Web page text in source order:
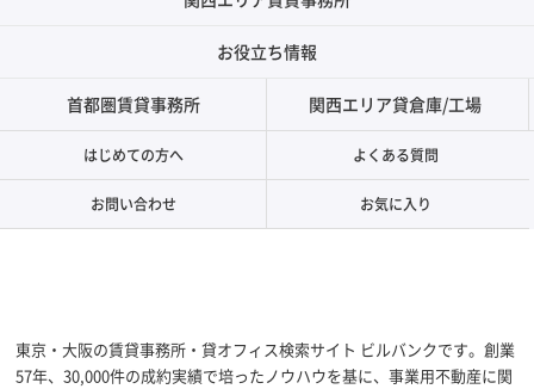
お役立ち情報
首都圏賃貸事務所 関西エリア貸倉庫/工場
はじめての方へ よくある質問
お問い合わせ お気に入り
東京・大阪の賃貸事務所・貸オフィス検索サイト ビルバンクです。創業
57年、30,000件の成約実績で培ったノウハウを基に、事業用不動産に関